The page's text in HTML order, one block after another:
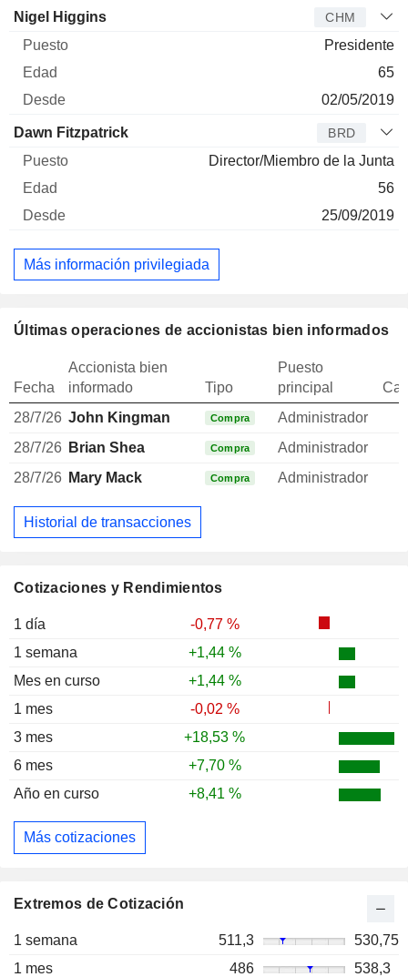
Cotizaciones y Rendimientos
1 día
-0,77 %
1 semana
+1,44 %
Mes en curso
+1,44 %
1 mes
-0,02 %
3 mes
+18,53 %
6 mes
+7,70 %
Año en curso
+8,41 %
Más cotizaciones
Extremos de Cotización
1 semana 511,3
530,75
1 mes
486 538,3
Nigel Higgins CHM
Presidente
65
02/05/2019
Dawn Fitzpatrick BRD
Director/Miembro de la Junta
56
25/09/2019
Más información privilegiada
Últimas operaciones de accionistas bien informados
Fecha
Accionista bien
informado
Tipo
Puesto
principal
28/7/26 John Kingman Compra Administrador
28/7/26 Brian Shea Compra Administrador
28/7/26 Mary Mack Compra Administrador
Historial de transacciones